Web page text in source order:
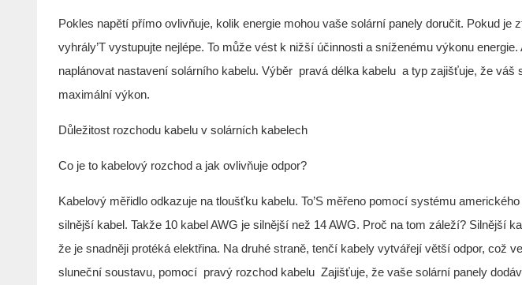
Pokles napětí přímo ovlivňuje, kolik energie mohou vaše solární panely doručit. Pokud je
vyhrály’T vystupujte nejlépe. To může vést k nižší účinnosti a sníženému výkonu
naplánovat nastavení solárního kabelu. Výběr pravá délka kabelu a typ zajišťuje, že váš
maximální výkon.
Důležitost rozchodu kabelu v solárních kabelech
Co je to kabelový rozchod a jak ovlivňuje odpor?
Kabelový měřidlo odkazuje na tloušťku kabelu. To’S měřeno pomocí systému
silnější kabel. Takže 10 kabel AWG je silnější než 14 AWG. Proč na tom záleží? Silnější
že je snadněji protéká elektřina. Na druhé straně, tenčí kabely vytvářejí větší odpor, což
sluneční soustavu, pomocí pravý rozchod kabelu Zajišťuje, že vaše solární panely